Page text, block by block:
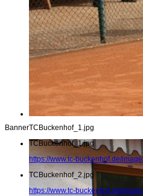
TCBuckenhof_1.jpg
Banner
TCBuckenhof_1.jpg
https://www.tc-buckenhof.de/
TCBuckenhof_2.jpg
https://www.tc-buckenhof.de/